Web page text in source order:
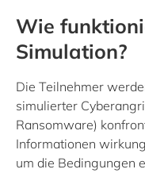
Wie
Simulation?
Die Teilnehmer
simulierter
Ransomware)
Informationen
um die Bedingungen